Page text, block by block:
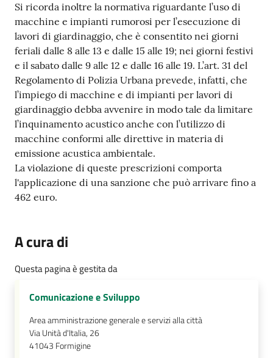
Si ricorda inoltre la normativa riguardante l’uso di
macchine e impianti rumorosi per l’esecuzione di
lavori di giardinaggio, che è consentito nei giorni
feriali dalle 8 alle 13 e dalle 15 alle 19; nei giorni festivi
e il sabato dalle 9 alle 12 e dalle 16 alle 19. L’art. 31 del
Regolamento di Polizia Urbana prevede, infatti, che
l’impiego di macchine e di impianti per lavori di
giardinaggio debba avvenire in modo tale da limitare
l’inquinamento acustico anche con l’utilizzo di
macchine conformi alle direttive in materia di
emissione acustica ambientale.
La violazione di queste prescrizioni comporta
l'applicazione di una sanzione che può arrivare fino a
462 euro.
A cura di
Questa pagina è gestita da
Comunicazione e Sviluppo
Area amministrazione generale e servizi alla città
Via Unità d'Italia, 26
41043 Formigine